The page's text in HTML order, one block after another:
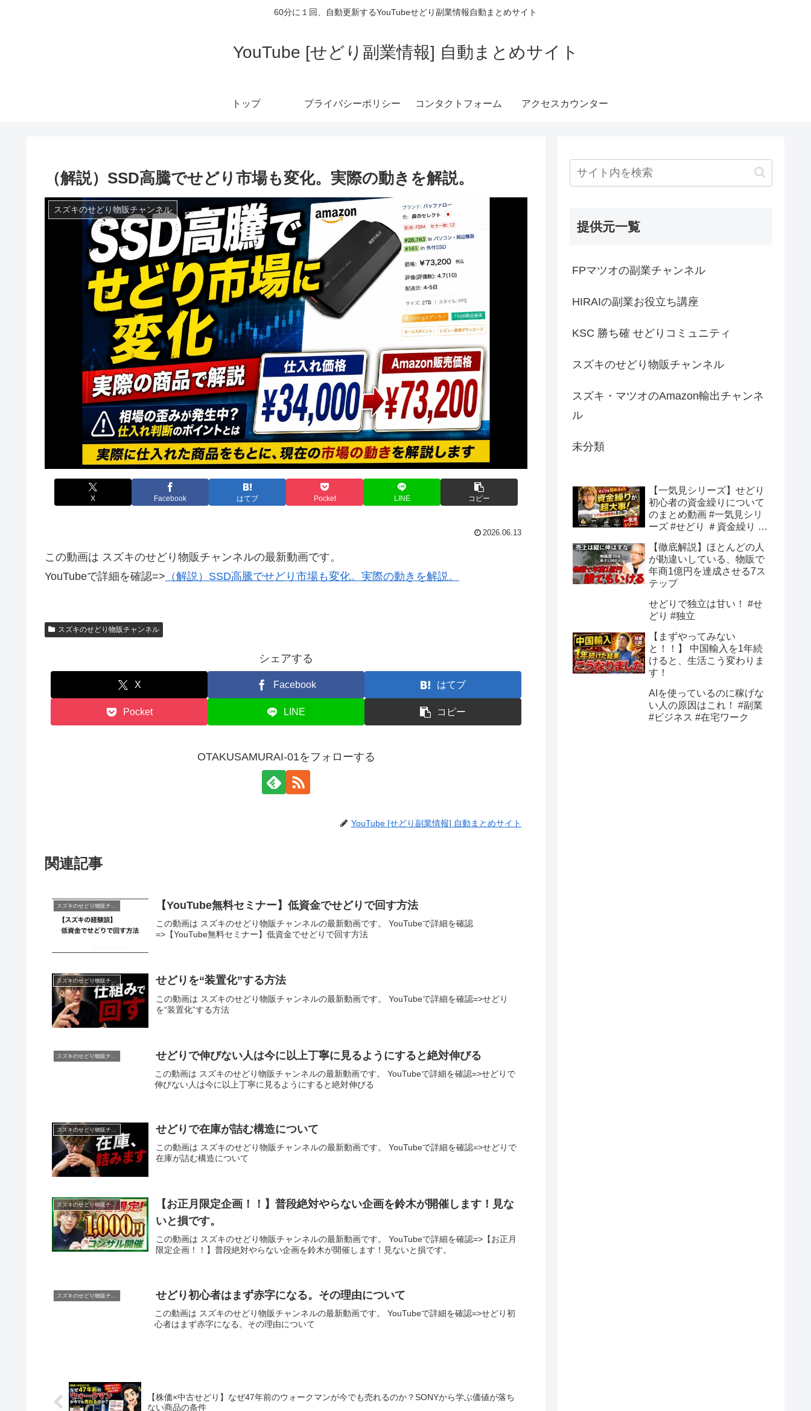
60分に１回、自動更新するYouTubeせどり副業情報自動まとめサイト
YouTube [せどり副業情報] 自動まとめサイト
トップ プライバシーポリシー コンタクトフォーム アクセスカウンター
（解説）SSD高騰でせどり市場も変化。実際の動きを解説。
スズキのせどり物販チャンネル
X Facebook はてブ Pocket LINE コピー
2026.06.13
この動画は スズキのせどり物販チャンネルの最新動画です。
YouTubeで詳細を確認=> （解説）SSD高騰でせどり市場も変化。実際の動きを解説。
スズキのせどり物販チャンネル
シェアする
X Facebook はてブ
Pocket LINE コピー
OTAKUSAMURAI-01をフォローする
YouTube [せどり副業情報] 自動まとめサイト
関連記事
スズキのせどり物販チャンネル 【YouTube無料セミナー】低資金でせどりで回す方法
この動画は スズキのせどり物販チャンネルの最新動画です。 YouTubeで詳細を確認
=>【YouTube無料セミナー】低資金でせどりで回す方法
スズキのせどり物販チャンネル せどりを“装置化”する方法
この動画は スズキのせどり物販チャンネルの最新動画です。 YouTubeで詳細を確認=>せどり
を“装置化”する方法
せどりで伸びない人は今に以上丁寧に見るようにすると絶対伸びる
この動画は スズキのせどり物販チャンネルの最新動画です。 YouTubeで詳細を確認=>せどりで
伸びない人は今に以上丁寧に見るようにすると絶対伸びる
スズキのせどり物販チャンネル せどりで在庫が詰む構造について
この動画は スズキのせどり物販チャンネルの最新動画です。 YouTubeで詳細を確認=>せどりで
在庫が詰む構造について
スズキのせどり物販チャンネル
【お正月限定企画！！】普段絶対やらない企画を鈴木が開催します！見な
いと損です。
この動画は スズキのせどり物販チャンネルの最新動画です。 YouTubeで詳細を確認=>【お正月
限定企画！！】普段絶対やらない企画を鈴木が開催します！見ないと損です。
せどり初心者はまず赤字になる。その理由について
この動画は スズキのせどり物販チャンネルの最新動画です。 YouTubeで詳細を確認=>せどり初
心者はまず赤字になる。その理由について
【株価×中古せどり】なぜ47年前のウォークマンが今でも売れるのか？SONYから学ぶ価値が落ち
ない商品の条件
提供元一覧
FPマツオの副業チャンネル
HIRAIの副業お役立ち講座
KSC 勝ち確 せどりコミュニティ
スズキのせどり物販チャンネル
スズキ・マツオのAmazon輸出チャンネ
ル
未分類
【一気見シリーズ】せどり
初心者の資金繰りについて
のまとめ動画 #一気見シリ
ーズ #せどり ＃資金繰り #
【徹底解説】ほとんどの人
が勘違いしている、物販で
年商1億円を達成させる7ス
テップ
せどりで独立は甘い！ #せ
どり #独立
【まずやってみない
と！！】 中国輸入を1年続
けると、生活こう変わりま
す！
AIを使っているのに稼げな
い人の原因はこれ！ #副業
#ビジネス #在宅ワーク